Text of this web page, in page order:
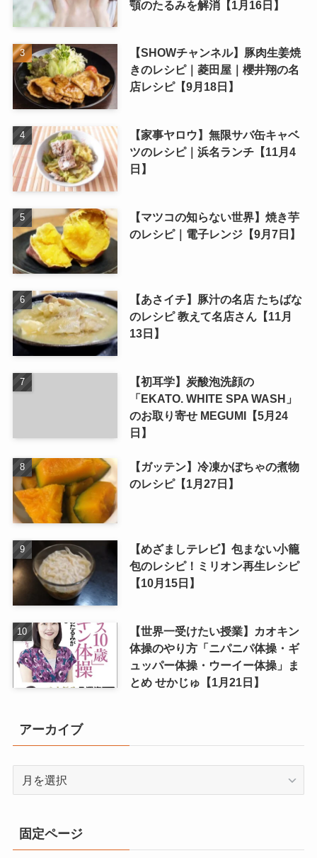
顎のたるみを解消【1月16日】
【SHOWチャンネル】豚肉生姜焼
きのレシピ｜菱田屋｜櫻井翔の名
店レシピ【9月18日】
【家事ヤロウ】無限サバ缶キャベ
ツのレシピ｜浜名ランチ【11月4
日】
【マツコの知らない世界】焼き芋
のレシピ｜電子レンジ【9月7日】
【あさイチ】豚汁の名店 たちばな
のレシピ 教えて名店さん【11月
13日】
【初耳学】炭酸泡洗顔の
「EKATO. WHITE SPA WASH」
のお取り寄せ MEGUMI【5月24
日】
【ガッテン】冷凍かぼちゃの煮物
のレシピ【1月27日】
【めざましテレビ】包まない小籠
包のレシピ！ミリオン再生レシピ
【10月15日】
【世界一受けたい授業】カオキン
体操のやり方「ニパニパ体操・ギ
ュッパー体操・ウーイー体操」ま
とめ せかじゅ【1月21日】
アーカイブ
イ
ブ
固定ページ